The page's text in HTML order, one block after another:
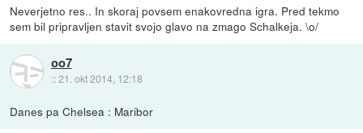
Neverjetno res.. In skoraj povsem enakovredna igra. Pred tekmo
sem bil pripravljen stavit svojo glavo na zmago Schalkeja. \o/
oo7
::21. okt 2014, 12:18
Danes pa Chelsea : Maribor